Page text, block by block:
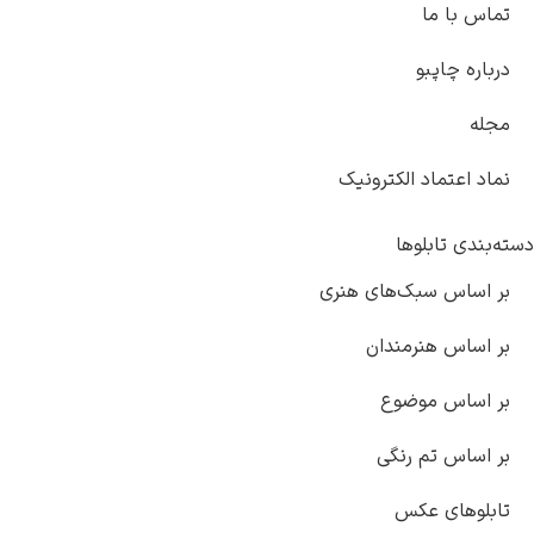
تماس با ما
درباره چاپبو
مجله
نماد اعتماد الکترونیک
دسته‌بندی تابلوها
بر اساس سبک‌های هنری
بر اساس هنرمندان
بر اساس موضوع
بر اساس تم رنگی
تابلوهای عکس